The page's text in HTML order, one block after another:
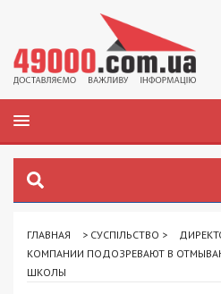
ГЛАВНАЯ > СУСПІЛЬСТВО >
КОМПАНИИ ПОДОЗРЕВАЮТ В
ШКОЛЫ